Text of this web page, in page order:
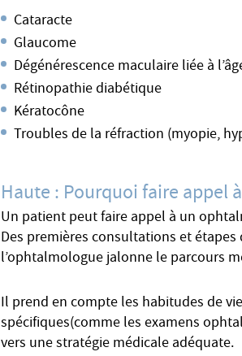
Cataracte
Glaucome
Dégénérescence maculaire liée à
Rétinopathie diabétique
Kératocône
Troubles de la réfraction (myopie,
Haute : Pourquoi faire appel
Un patient peut faire appel à un
Des premières consultations et
l’ophtalmologue jalonne le parcours
Il prend en compte les habitudes de
spécifiques(comme les examens
vers une stratégie médicale adéquate.